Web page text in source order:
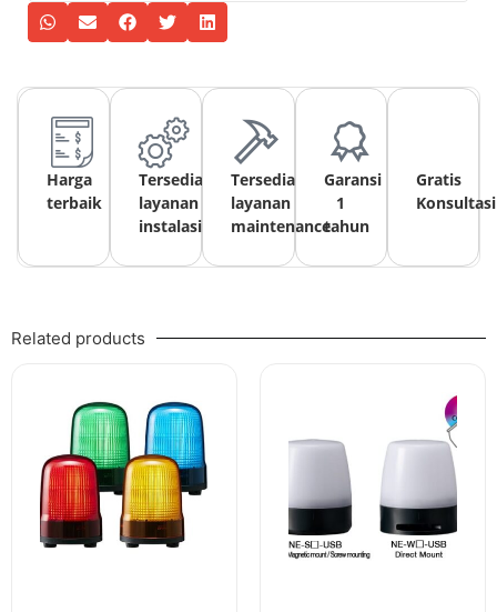
Harga
terbaik
Tersedia
layanan
instalasi
Tersedia
layanan
maintenance
Garansi
1
tahun
Gratis
Konsultasi
Related products